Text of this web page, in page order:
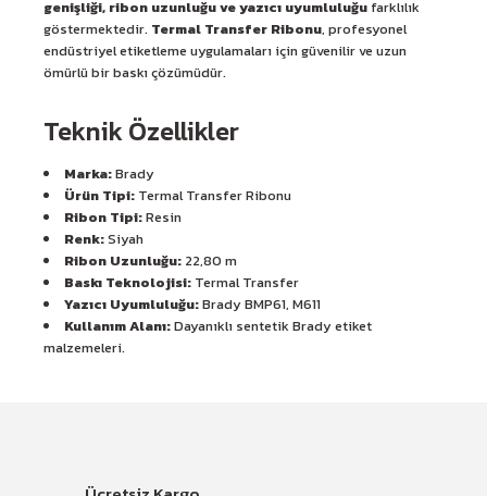
genişliği, ribon uzunluğu ve yazıcı uyumluluğu farklılık
göstermektedir. Termal Transfer Ribonu, profesyonel
endüstriyel etiketleme uygulamaları için güvenilir ve uzun
ömürlü bir baskı çözümüdür.
Teknik Özellikler
Marka:Brady
Ürün Tipi:Termal Transfer Ribonu
Ribon Tipi:Resin
Renk:Siyah
Ribon Uzunluğu:22,80 m
Baskı Teknolojisi:Termal Transfer
Yazıcı Uyumluluğu:Brady BMP61, M611
Kullanım Alanı:Dayanıklı sentetik Brady etiket
malzemeleri.